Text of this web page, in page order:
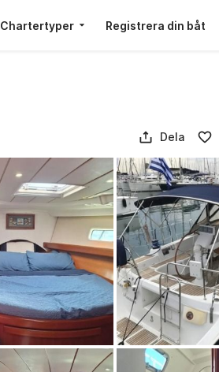
Chartertyper Registrera din båt
Dela